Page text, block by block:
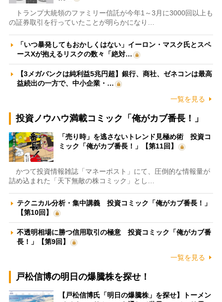
トランプ大統領のファミリー信託が今年1～3月に3000回以上も
の証券取引を行っていたことが明らかになり…
「いつ暴発してもおかしくはない」イーロン・マスク氏とスペ
ースXが抱えるリスクの数々「絶対…
【3メガバンクは純利益5兆円超】銀行、商社、ゼネコンは最高
益続出の一方で、中小企業・…
一覧を見る
投資ノウハウ満載コミック「俺がカブ番長！」
「売り時」を逃さないトレンド見極め術 投資コ
ミック「俺がカブ番長！」【第11回】
かつて投資情報雑誌「マネーポスト」にて、圧倒的な情報量が
詰め込まれた「天下無敵の株コミック」とし…
テクニカル分析・集中講義 投資コミック「俺がカブ番長！」
【第10回】
不透明相場に勝つ信用取引の極意 投資コミック「俺がカブ番
長！」【第9回】
一覧を見る
戸松信博の明日の爆騰株を探せ！
【戸松信博氏「明日の爆騰株」を探せ】トーメン